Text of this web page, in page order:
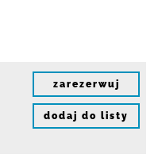
zarezerwuj
dodaj do listy